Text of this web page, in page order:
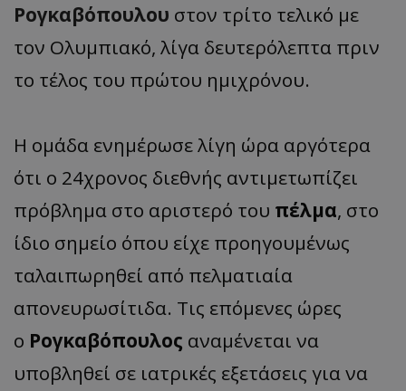
Ρογκαβόπουλου στον τρίτο τελικό με
τον Ολυμπιακό, λίγα δευτερόλεπτα πριν
το τέλος του πρώτου ημιχρόνου.
Η ομάδα ενημέρωσε λίγη ώρα αργότερα
ότι ο 24χρονος διεθνής αντιμετωπίζει
πρόβλημα στο αριστερό του πέλμα, στο
ίδιο σημείο όπου είχε προηγουμένως
ταλαιπωρηθεί από πελματιαία
απονευρωσίτιδα. Τις επόμενες ώρες
ο Ρογκαβόπουλος αναμένεται να
υποβληθεί σε ιατρικές εξετάσεις για να